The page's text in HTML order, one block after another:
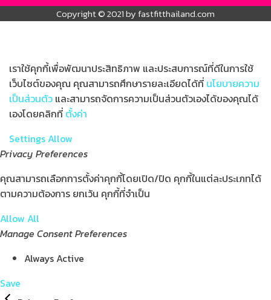
Copyright © 2021 by fastfitthailand.com
เราใช้คุกกี้เพื่อพัฒนาประสิทธิภาพ และประสบการณ์ที่ดีในการใช้
เว็บไซต์ของคุณ คุณสามารถศึกษารายละเอียดได้ที่ นโยบายความ
เป็นส่วนตัว และสามารถจัดการความเป็นส่วนตัวเองได้ของคุณได้
เองโดยคลิกที่ ตั้งค่า
SettingsAllow
Privacy Preferences
คุณสามารถเลือกการตั้งค่าคุกกี้โดยเปิด/ปิด คุกกี้ในแต่ละประเภทได้
ตามความต้องการ ยกเว้น คุกกี้ที่จำเป็น
Allow All
Manage Consent Preferences
Always Active
Save